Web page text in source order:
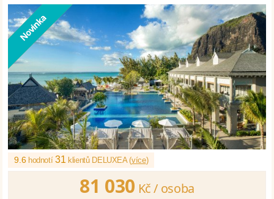
9.6 hodnotí31 klientů DELUXEA (více)
81 030 Kč / osoba